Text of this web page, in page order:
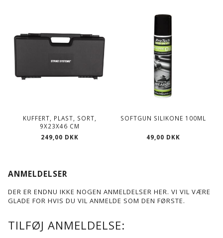
KUFFERT, PLAST, SORT,
9X23X46 CM
249,00 DKK
SOFTGUN SILIKONE 100ML
49,00 DKK
ANMELDELSER
DER ER ENDNU IKKE NOGEN ANMELDELSER HER. VI VIL VÆRE
GLADE FOR HVIS DU VIL ANMELDE SOM DEN FØRSTE.
TILFØJ ANMELDELSE: